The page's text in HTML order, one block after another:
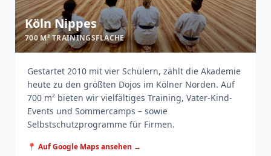
Köln Nippes
700 M² TRAININGSFLÄCHE
Gestartet 2010 mit vier Schülern, zählt die Akademie
heute zu den größten Dojos im Kölner Norden. Auf
700 m² bieten wir vielfältiges Training, Vater-Kind-
Events und Sommercamps – sowie
Selbstschutzprogramme für Firmen.
📍 Auf Google Maps ansehen →